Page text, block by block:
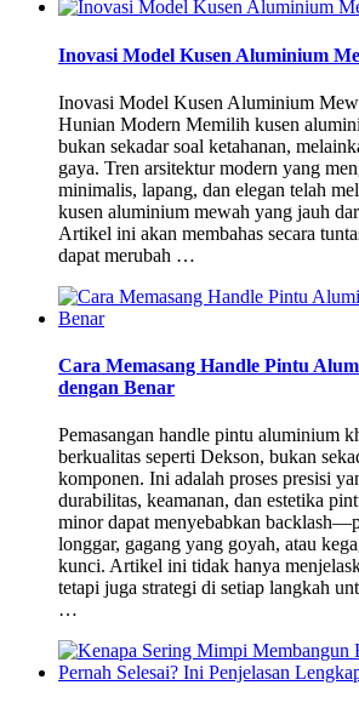
Inovasi Model Kusen Aluminium
Inovasi Model Kusen Aluminium
Hunian Modern Memilih kusen
bukan sekadar soal ketahanan,
gaya. Tren arsitektur modern yang
minimalis, lapang, dan elegan telah
kusen aluminium mewah yang jauh
Artikel ini akan membahas secara
dapat merubah …
Cara Memasang Handle Pintu
dengan Benar
Pemasangan handle pintu aluminium
berkualitas seperti Dekson, bukan
komponen. Ini adalah proses presisi
durabilitas, keamanan, dan estetika
minor dapat menyebabkan
longgar, gagang yang goyah, atau
kunci. Artikel ini tidak hanya
tetapi juga strategi di setiap langkah
…